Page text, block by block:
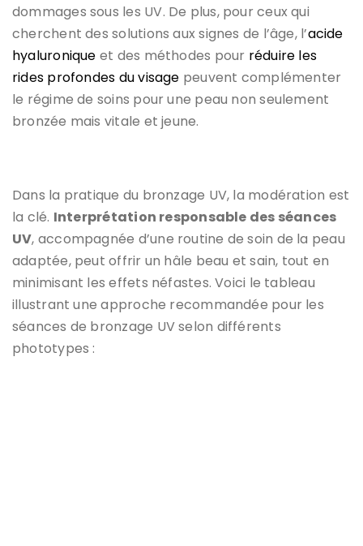
dommages sous les UV. De plus, pour ceux qui
cherchent des solutions aux signes de l’âge, l’acide
hyaluronique et des méthodes pour réduire les
rides profondes du visage peuvent complémenter
le régime de soins pour une peau non seulement
bronzée mais vitale et jeune.
Dans la pratique du bronzage UV, la modération est
la clé. Interprétation responsable des séances
UV, accompagnée d’une routine de soin de la peau
adaptée, peut offrir un hâle beau et sain, tout en
minimisant les effets néfastes. Voici le tableau
illustrant une approche recommandée pour les
séances de bronzage UV selon différents
phototypes :